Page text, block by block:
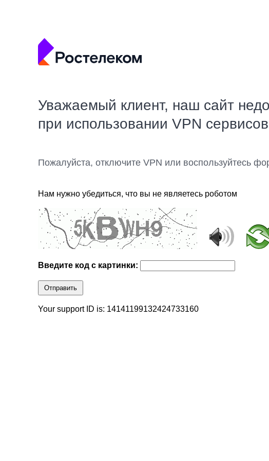
Уважаемый клиент, наш сайт
при использовании VPN сервисов
Пожалуйста, отключите VPN или воспользуйтесь
Нам нужно убедиться, что вы не являетесь роботом
Введите код с картинки:
Отправить
Your support ID is: 14141199132424733160